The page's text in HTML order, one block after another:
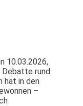
10.03.2026,
Debatte rund
hat in den
–